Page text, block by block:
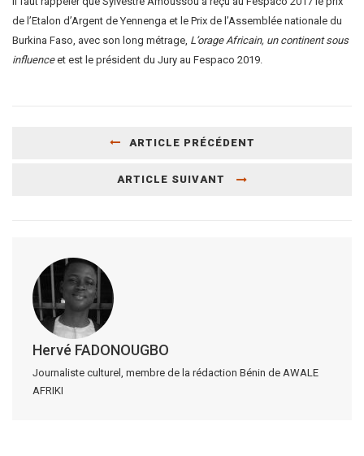
de l’Etalon d’Argent de Yennenga et le Prix de l’Assemblée nationale du
Burkina Faso, avec son long métrage, L’orage Africain, un continent sous
influenceet est le président du Jury au Fespaco 2019.
ARTICLE PRÉCÉDENT
ARTICLE SUIVANT
Hervé FADONOUGBO
Journaliste culturel, membre de la rédaction Bénin de AWALE
AFRIKI